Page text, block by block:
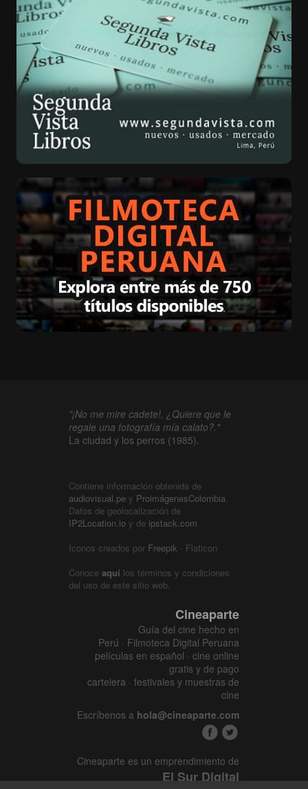
"¡No me mire cadete!, ¿Quiere que le
regale una fotografía mía calato?."
La ciudad y los perros (1985).
Contiene información obtenida de
audiovisual.pe y ProimágenesColombia.
Datos de geolocalización de
IP2Location.io y de ipstack.com
Iconos creados por Freepik - Flaticon
Conoce aquí los términos y condiciones
del uso de este sitio web.
Cineaparte
Guía del cine hecho en
Perú · Filmoteca Digital Peruana
películas en español · cine online
gratis y de pago
cartelera · festivales y muestras de
cine
Escríbenos a hola@cineaparte.com
Cineaparte es un emprendimiento de
El Sur Digital